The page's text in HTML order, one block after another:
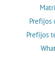
Prefijos
Prefijos